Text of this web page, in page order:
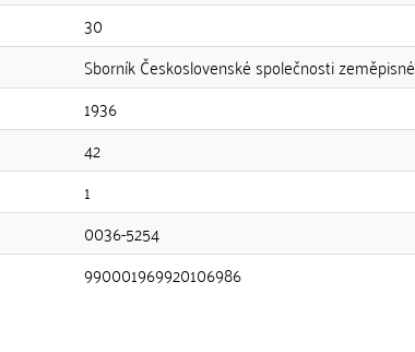
30
Sborník Československé společnosti zeměpisné
1936
42
1
0036-5254
990001969920106986